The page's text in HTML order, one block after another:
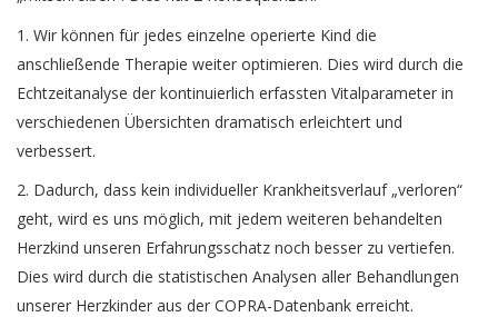
1. Wir können für jedes einzelne operierte Kind die
anschließende Therapie weiter optimieren. Dies wird durch die
Echtzeitanalyse der kontinuierlich erfassten Vitalparameter in
verschiedenen Übersichten dramatisch erleichtert und
verbessert.
2. Dadurch, dass kein individueller Krankheitsverlauf „verloren“
geht, wird es uns möglich, mit jedem weiteren behandelten
Herzkind unseren Erfahrungsschatz noch besser zu vertiefen.
Dies wird durch die statistischen Analysen aller Behandlungen
unserer Herzkinder aus der COPRA-Datenbank erreicht.